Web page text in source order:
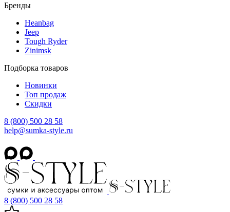
Бренды
Heanbag
Jeep
Tough Ryder
Zinimsk
Подборка товаров
Новинки
Топ продаж
Скидки
8 (800) 500 28 58
help@sumka-style.ru
8 (800) 500 28 58